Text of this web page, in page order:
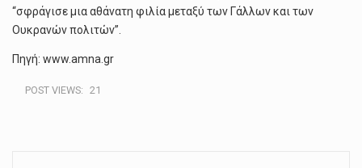
“σφράγισε μια αθάνατη φιλία μεταξύ των Γάλλων και των
Ουκρανών πολιτών”.
Πηγή: www.amna.gr
POST VIEWS: 21